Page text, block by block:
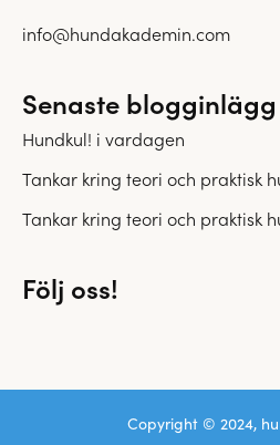
info@hundakademin.com
Senaste blogginlägg
Hundkul! i vardagen
Tankar kring teori och praktisk
Tankar kring teori och praktisk
Följ oss!
Copyright © 2024,